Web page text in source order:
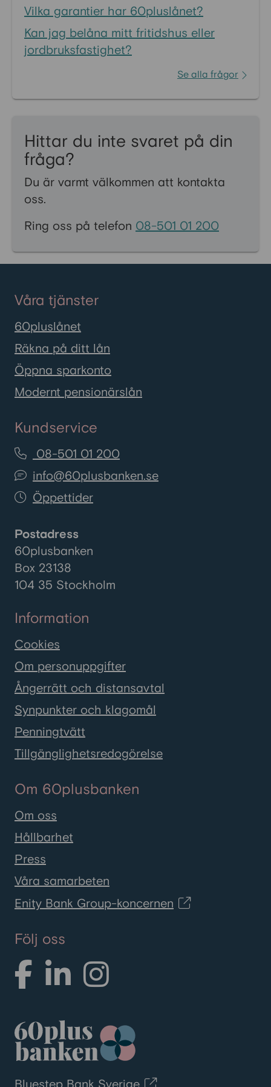
Vilka garantier har 60pluslånet?
Kan jag belåna mitt fritidshus eller
jordbruksfastighet?
Se alla frågor
Hittar du inte svaret på din
fråga?
Du är varmt välkommen att kontakta
oss.
Ring oss på telefon 08-501 01 200
Våra tjänster
60pluslånet
Räkna på ditt lån
Öppna sparkonto
Modernt pensionärslån
Kundservice
08-501 01 200
info@60plusbanken.se
Öppettider
Postadress
60plusbanken
Box 23138
104 35 Stockholm
Information
Cookies
Om personuppgifter
Ångerrätt och distansavtal
Synpunkter och klagomål
Penningtvätt
Tillgänglighetsredogörelse
Om 60plusbanken
Om oss
Hållbarhet
Press
Våra samarbeten
Enity Bank Group-koncernen
Följ oss